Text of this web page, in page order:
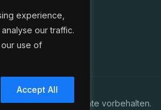
experience,
our traffic.
use of
Accept All
im CC
zu Stuttgart. Alle Rechte vorbehalten.